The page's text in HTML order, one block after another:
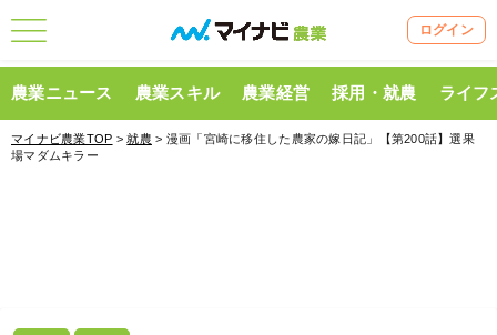
ログイン
農業ニュース 農業スキル 農業経営 採用・就農 ライフ
マイナビ農業TOP >就農 > 漫画「宮崎に移住した農家の嫁日記」【第200話】選果
場マダムキラー